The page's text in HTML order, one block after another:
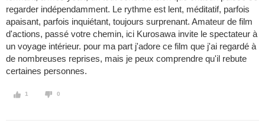
regarder indépendamment. Le rythme est lent, méditatif, parfois
apaisant, parfois inquiétant, toujours surprenant. Amateur de film
d'actions, passé votre chemin, ici Kurosawa invite le spectateur à
un voyage intérieur. pour ma part j'adore ce film que j'ai regardé à
de nombreuses reprises, mais je peux comprendre qu'il rebute
certaines personnes.
1 0